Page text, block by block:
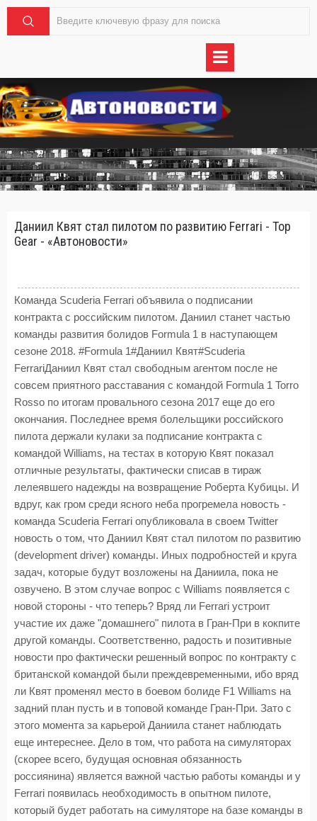
Даниил Квят стал пилотом по развитию Ferrari - Top
Gear - «Автоновости»
Команда Scuderia Ferrari объявила о подписании
контракта с российским пилотом. Даниил станет частью
команды развития болидов Formula 1 в наступающем
сезоне 2018. #Formula 1#Даниил Квят#Scuderia
FerrariДаниил Квят стал свободным агентом после не
совсем приятного расставания с командой Formula 1 Torro
Rosso по итогам провального сезона 2017 еще до его
окончания. Последнее время болельщики российского
пилота держали кулаки за подписание контракта с
командой Williams, на тестах в которую Квят показал
отличные результаты, фактически списав в тираж
лелеявшего надежды на возвращение Роберта Кубицы. И
вдруг, как гром среди ясного неба прогремела новость -
команда Scuderia Ferrari опубликовала в своем Twitter
новость о том, что Даниил Квят стал пилотом по развитию
(development driver) команды. Иных подробностей и круга
задач, которые будут возложены на Даниила, пока не
озвучено. В этом случае вопрос с Williams появляется с
новой стороны - что теперь? Вряд ли Ferrari устроит
участие их даже "домашнего" пилота в Гран-При в кокпите
другой команды. Соответственно, радость и позитивные
новости про фактически решенный вопрос по контракту с
британской командой были преждевременными, ибо вряд
ли Квят променял место в боевом болиде F1 Williams на
задний план пусть и в топовой команде Гран-При. Зато с
этого момента за карьерой Даниила станет наблюдать
еще интереснее. Дело в том, что работа на симуляторах
(скорее всего, будущая основная обязанность
россиянина) является важной частью работы команды и у
Ferrari появилась необходимость в опытном пилоте,
который будет работать на симуляторе на базе команды в